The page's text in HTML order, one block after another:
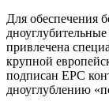
Для обеспечения
привлечена
крупной
подписан ЕРС
дноуглублению